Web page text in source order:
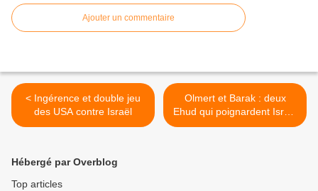
Ajouter un commentaire
< Ingérence et double jeu
des USA contre Israël
Olmert et Barak : deux
Ehud qui poignardent Israël
dans le dos >
Hébergé par Overblog
Top articles